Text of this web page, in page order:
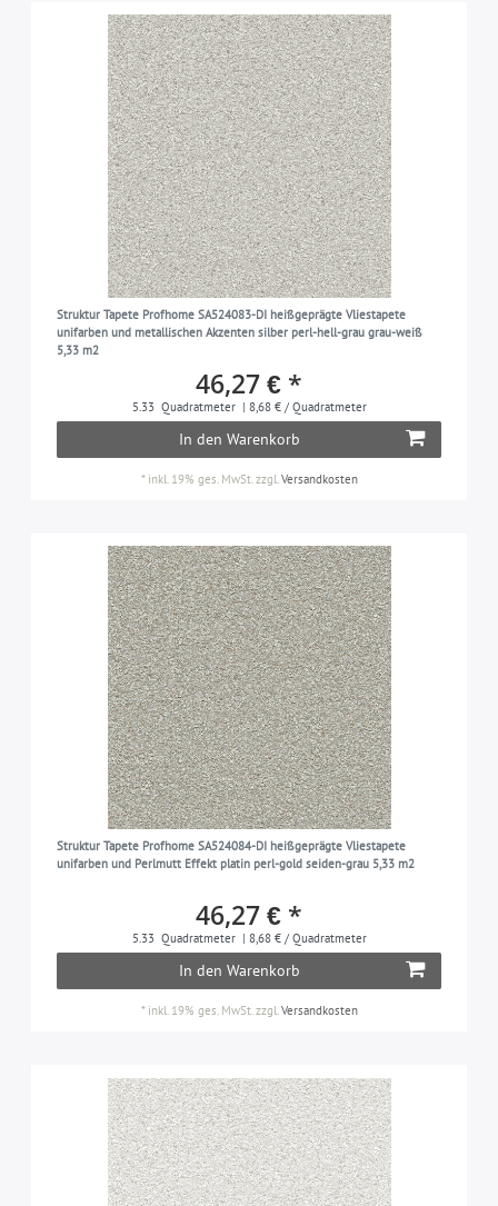
Struktur Tapete Profhome SA524083-DI heißgeprägte Vliestapete
unifarben und metallischen Akzenten silber perl-hell-grau grau-weiß
5,33 m2
46,27 € *
5.33 Quadratmeter | 8,68 € / Quadratmeter
In den Warenkorb
* inkl. 19% ges. MwSt.zzgl.Versandkosten
Struktur Tapete Profhome SA524084-DI heißgeprägte Vliestapete
unifarben und Perlmutt Effekt platin perl-gold seiden-grau 5,33 m2
46,27 € *
5.33 Quadratmeter | 8,68 € / Quadratmeter
In den Warenkorb
* inkl. 19% ges. MwSt.zzgl.Versandkosten